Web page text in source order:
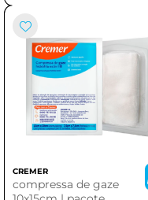
CREMER
compressa de gaze